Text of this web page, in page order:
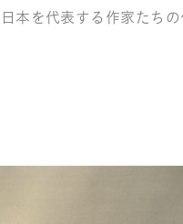
本を代表する作家たち